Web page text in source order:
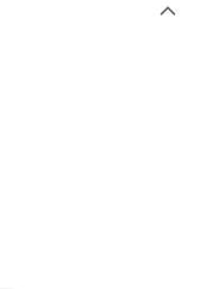
至「AFTEE先享後付」
結，可透過四大超商／
完成。
面顯示為準，若有關於
聯繫「AFTEE先享後付